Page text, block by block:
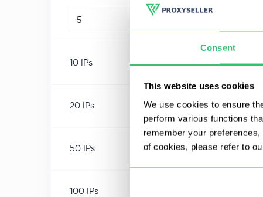
Consent
This website uses cookies
We use cookies to ensure
perform various functions
remember your
of cookies, please refer to
10 IPs 1 सप्ताह
20 IPs 1 सप्ताह
50 IPs 1 सप्ताह
100 IPs